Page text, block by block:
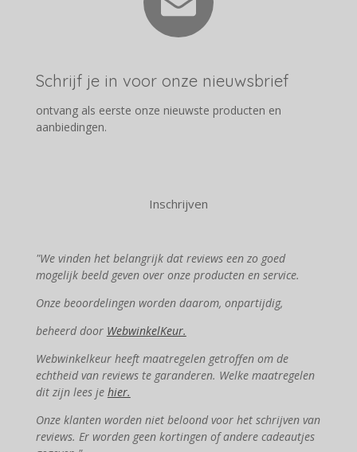
Schrijf je in voor onze nieuwsbrief
ontvang als eerste onze nieuwste producten en
aanbiedingen.
Inschrijven
"We vinden het belangrijk dat reviews een zo goed
mogelijk beeld geven over onze producten en service.
Onze beoordelingen worden daarom, onpartijdig,
beheerd door WebwinkelKeur.
Webwinkelkeur heeft maatregelen getroffen om de
echtheid van reviews te garanderen. Welke maatregelen
dit zijn lees je hier.
Onze klanten worden niet beloond voor het schrijven van
reviews. Er worden geen kortingen of andere cadeautjes